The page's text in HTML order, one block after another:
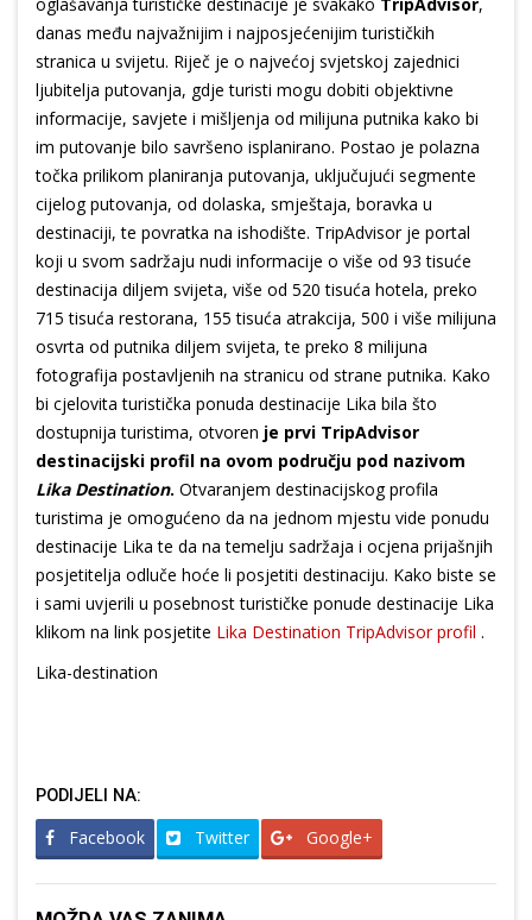
danas među najvažnijim i najposjećenijim turističkih
stranica u svijetu. Riječ je o najvećoj svjetskoj zajednici
ljubitelja putovanja, gdje turisti mogu dobiti objektivne
informacije, savjete i mišljenja od milijuna putnika kako bi
im putovanje bilo savršeno isplanirano. Postao je polazna
točka prilikom planiranja putovanja, uključujući segmente
cijelog putovanja, od dolaska, smještaja, boravka u
destinaciji, te povratka na ishodište. TripAdvisor je portal
koji u svom sadržaju nudi informacije o više od 93 tisuće
destinacija diljem svijeta, više od 520 tisuća hotela, preko
715 tisuća restorana, 155 tisuća atrakcija, 500 i više milijuna
osvrta od putnika diljem svijeta, te preko 8 milijuna
fotografija postavljenih na stranicu od strane putnika. Kako
bi cjelovita turistička ponuda destinacije Lika bila što
dostupnija turistima, otvoren je prvi TripAdvisor
destinacijski profil na ovom području pod nazivom
Lika Destination. Otvaranjem destinacijskog profila
turistima je omogućeno da na jednom mjestu vide ponudu
destinacije Lika te da na temelju sadržaja i ocjena prijašnjih
posjetitelja odluče hoće li posjetiti destinaciju. Kako biste se
i sami uvjerili u posebnost turističke ponude destinacije Lika
klikom na link posjetite Lika Destination TripAdvisor profil .
Lika-destination
PODIJELI NA:
Facebook Twitter Google+